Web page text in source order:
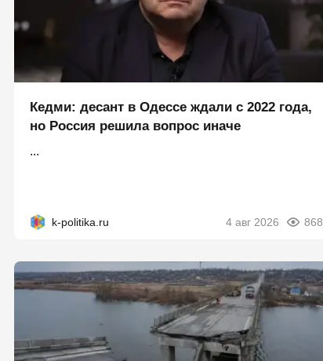
Кедми: десант в Одессе ждали с 2022 года,
но Россия решила вопрос иначе
...
k-politika.ru 4 авг 2026 868